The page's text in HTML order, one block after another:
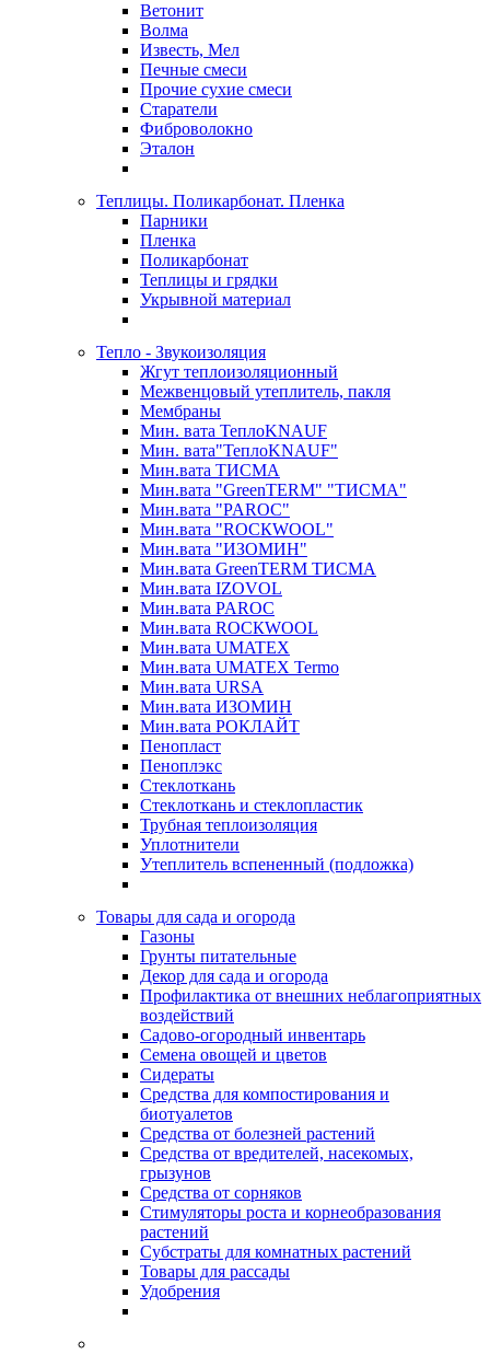
Ветонит
Волма
Известь, Мел
Печные смеси
Прочие сухие смеси
Старатели
Фиброволокно
Эталон
Теплицы. Поликарбонат. Пленка
Парники
Пленка
Поликарбонат
Теплицы и грядки
Укрывной материал
Тепло - Звукоизоляция
Жгут теплоизоляционный
Межвенцовый утеплитель, пакля
Мембраны
Мин. вата ТеплоKNAUF
Мин. вата"ТеплоKNAUF"
Мин.вата ТИСМА
Мин.вата "GreenTERM" "ТИСМА"
Мин.вата "PAROC"
Мин.вата "ROCКWOOL"
Мин.вата "ИЗОМИН"
Мин.вата GreenTERM ТИСМА
Мин.вата IZOVOL
Мин.вата PAROC
Мин.вата ROCКWOOL
Мин.вата UMATEX
Мин.вата UMATEX Termo
Мин.вата URSA
Мин.вата ИЗОМИН
Мин.вата РОКЛАЙТ
Пенопласт
Пеноплэкс
Стеклоткань
Стеклоткань и стеклопластик
Трубная теплоизоляция
Уплотнители
Утеплитель вспененный (подложка)
Товары для сада и огорода
Газоны
Грунты питательные
Декор для сада и огорода
Профилактика от внешних неблагоприятных
воздействий
Садово-огородный инвентарь
Семена овощей и цветов
Сидераты
Средства для компостирования и
биотуалетов
Средства от болезней растений
Средства от вредителей, насекомых,
грызунов
Средства от сорняков
Стимуляторы роста и корнеобразования
растений
Субстраты для комнатных растений
Товары для рассады
Удобрения